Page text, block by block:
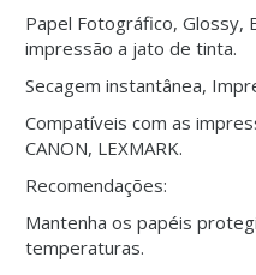
Papel Fotográfico, Glossy,
impressão a jato de tinta.
Secagem instantânea,
Compatíveis com as
CANON, LEXMARK.
Recomendações:
Mantenha os papéis
temperaturas.